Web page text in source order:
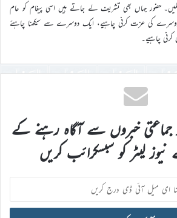
حضور جہاں بھی تشریف لے جاتے ہیں اسی پیغام کو عام
کی عزت کرنی چاہیے، ایک دوسرے سے سیکھنا چاہئے
چاہیے۔
جماعتی خبروں سے آگاہ رہنے کے
لیٹر کو سبسکرائب کریں